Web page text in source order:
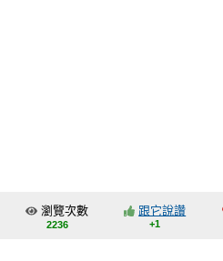
交流中心
瀏覽次數
2236
跟它說讚
+1